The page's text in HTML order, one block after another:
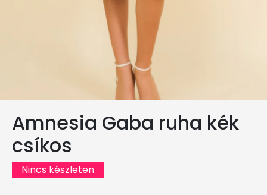
Amnesia Gaba ruha kék
csíkos
Nincs készleten